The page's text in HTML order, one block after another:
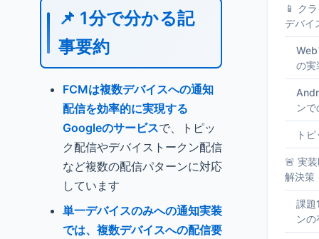
📌 1分で分かる記
事要約
FCMは複数デバイスへの通知
配信を効率的に実現する
Googleのサービスで、トピッ
ク配信やデバイストークン配信
など複数の配信パターンに対応
しています
単一デバイスのみへの通知実装
では、複数デバイスへの配信要
📱 ク
デバイ
の実
ン
ト
🚨 実
解決策
課題
ン